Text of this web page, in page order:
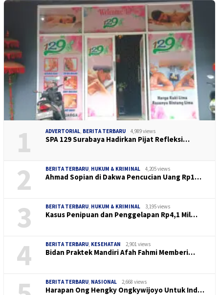
1 ADVERTORIAL BERITA TERBARU 4,989 views
SPA 129 Surabaya Hadirkan Pijat Refleksi…
2 BERITA TERBARU HUKUM & KRIMINAL 4,205 views
Ahmad Sopian di Dakwa Pencucian Uang Rp1…
3 BERITA TERBARU HUKUM & KRIMINAL 3,195 views
Kasus Penipuan dan Penggelapan Rp4,1 Mil…
4 BERITA TERBARU KESEHATAN 2,901 views
Bidan Praktek Mandiri Afah Fahmi Memberi…
BERITA TERBARU NASIONAL 2,668 views
Harapan Ong Hengky Ongkywijoyo Untuk Ind…